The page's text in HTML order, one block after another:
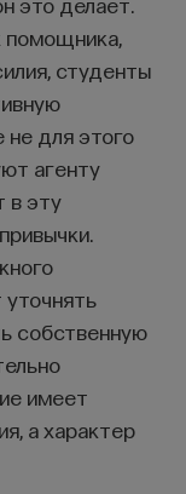
помощника,
студенты
не для этого
агенту
в эту
уточнять
собственную
имеет
а характер